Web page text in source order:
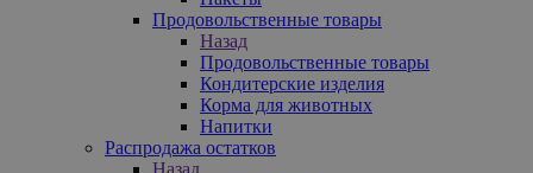
Продовольственные товары
Назад
Продовольственные товары
Кондитерские изделия
Корма для животных
Напитки
Распродажа остатков
Назад